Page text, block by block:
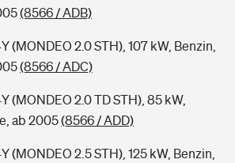
(8566 / ADB)
(MONDEO 2.0 STH), 107 kW, Benzin,
(8566 / ADC)
(MONDEO 2.0 TD STH), 85 kW,
ab 2005(8566 / ADD)
(MONDEO 2.5 STH), 125 kW, Benzin,